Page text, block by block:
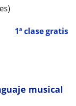
1ª clase gratis
musical